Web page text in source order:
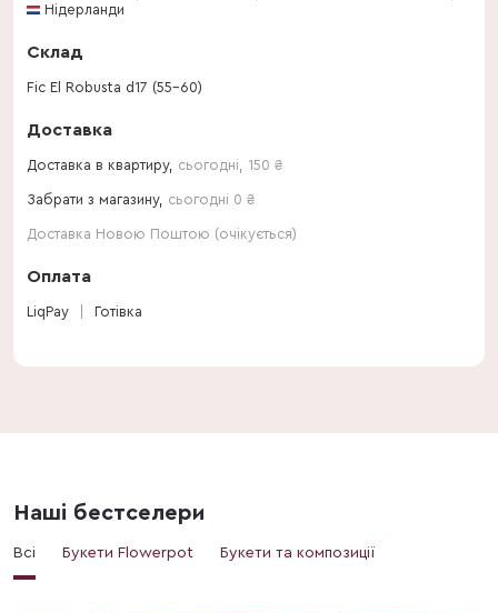
Нідерланди
Склад
Fic El Robusta d17 (55-60)
Доставка
Доставка в квартиру, сьогодні 150 ₴
Забрати з магазину, сьогодні 0 ₴
Доставка Новою Поштою (очікується)
Оплата
LiqPay Готівка
Наші бестселери
Всі Букети Flowerpot Букети та композиції